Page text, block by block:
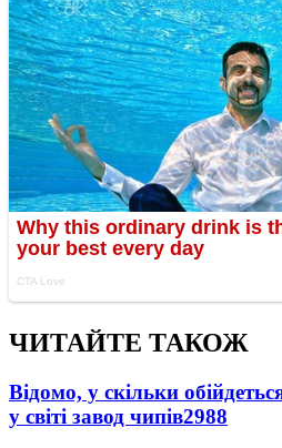
ЧИТАЙТЕ ТАКОЖ
Відомо, у скільки
у світі завод чипів2988